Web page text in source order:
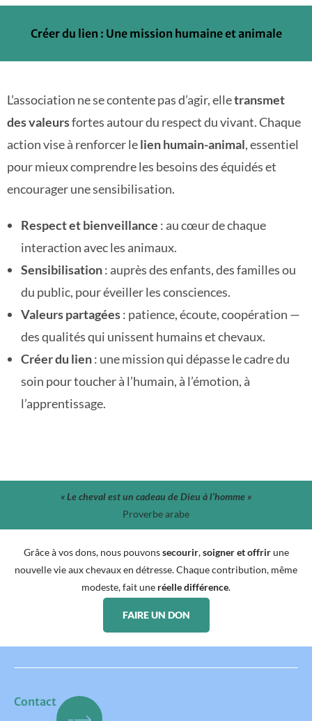
Créer du lien : Une mission humaine et animale
L’association ne se contente pas d’agir, elletransmet
des valeursfortes autour du respect du vivant. Chaque
action vise à renforcer lelien humain-animal, essentiel
pour mieux comprendre les besoins des équidés et
encourager unesensibilisation.
Respect et bienveillance : au cœur de chaque
interaction avec les animaux.
Sensibilisation: auprès des enfants, des familles ou
du public, pour éveiller les consciences.
Valeurs partagées: patience, écoute, coopération —
des qualités qui unissent humains et chevaux.
Créer du lien: une mission qui dépasse le cadre du
soin pour toucher à l’humain, à l’émotion, à
l’apprentissage.
« Le cheval est un cadeau de Dieu à l’homme »
Proverbe arabe
Grâce à vos dons, nous pouvonssecourir,soigner et offrirune
nouvelle vie aux chevaux en détresse. Chaque contribution, même
modeste, fait une réelle différence.
FAIRE UN DON
Contact